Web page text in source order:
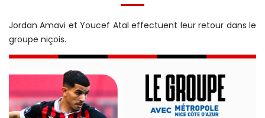
Jordan Amavi et Youcef Atal effectuent leur retour dans le
groupe niçois.